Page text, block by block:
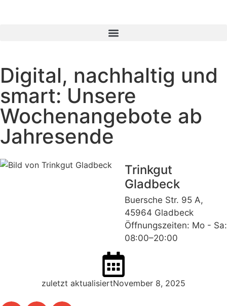
Digital, nachhaltig und
smart: Unsere
Wochenangebote ab
Jahresende
Trinkgut
Gladbeck
Buersche Str. 95 A,
45964 Gladbeck
Öffnungszeiten: Mo - Sa:
08:00–20:00
zuletzt aktualisiertNovember 8, 2025